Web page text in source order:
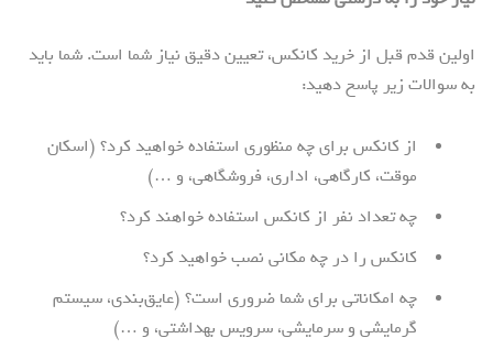
اولین قدم قبل از خرید کانکس، تعیین دقیق نیاز شما است. شما باید
به سوالات زیر پاسخ دهید:
از کانکس برای چه منظوری استفاده خواهید کرد؟ (اسکان
موقت، کارگاهی، اداری، فروشگاهی، و …)
چه تعداد نفر از کانکس استفاده خواهند کرد؟
کانکس را در چه مکانی نصب خواهید کرد؟
چه امکاناتی برای شما ضروری است؟ (عایق‌بندی، سیستم
گرمایشی و سرمایشی، سرویس بهداشتی، و …)